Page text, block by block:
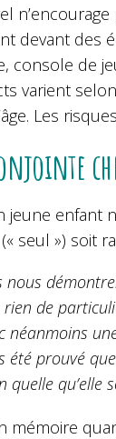
devant des
console de
varient
Les
jeune
seul ») soit
nous
de
néanmoins
été prouvé
quelle
mémoire